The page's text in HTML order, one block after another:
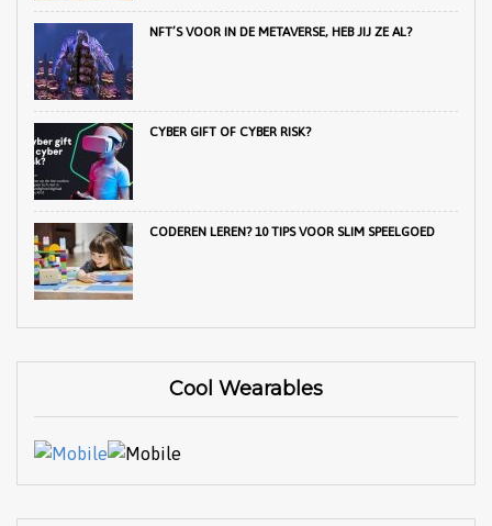
NFT’S VOOR IN DE METAVERSE, HEB JIJ ZE AL?
CYBER GIFT OF CYBER RISK?
CODEREN LEREN? 10 TIPS VOOR SLIM SPEELGOED
Cool Wearables